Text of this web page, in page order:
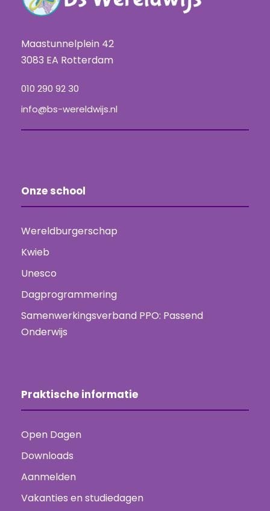
Maastunnelplein 42
3083 EA Rotterdam
010 290 92 30
info@bs-wereldwijs.nl
Onze school
Wereldburgerschap
Kwieb
Unesco
Dagprogrammering
Samenwerkingsverband PPO: Passend
Onderwijs
Praktische informatie
Open Dagen
Downloads
Aanmelden
Vakanties en studiedagen